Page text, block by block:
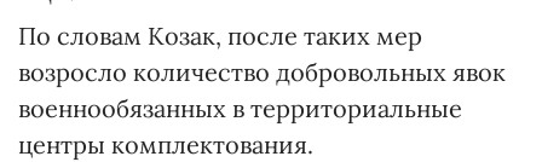
По словам Козак, после таких мер
возросло количество добровольных явок
военнообязанных в территориальные
центры комплектования.